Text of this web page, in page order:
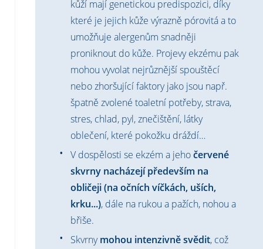
kůží mají genetickou predispozici, díky
které je jejich kůže výrazně pórovitá a to
umožňuje alergenům snadněji
proniknout do kůže. Projevy ekzému pak
mohou vyvolat nejrůznější spouštěcí
nebo zhoršující faktory jako jsou např.
špatně zvolené toaletní potřeby, strava,
stres, chlad, pyl, znečištění, látky
oblečení, které pokožku dráždí…
V dospělosti se ekzém a jehočervené
skvrny nacházejí především na
obličeji (na očních víčkách, uších,
krku...), dále na rukou a pažích, nohou a
břiše.
Skvrnymohou intenzivně svědit, což